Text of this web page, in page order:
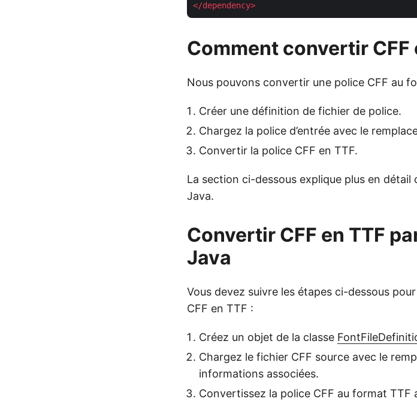
</dependency>
Comment convertir CFF
Nous pouvons convertir une police CFF au
Créer une définition de fichier de police.
Chargez la police d’entrée avec le
Convertir la police CFF en TTF.
La section ci-dessous explique plus en
Java.
Convertir CFF en TTF
Java
Vous devez suivre les étapes ci-dessous
CFF en TTF :
Créez un objet de la classe
Chargez le fichier CFF source avec le
informations associées.
Convertissez la police CFF au format TTF